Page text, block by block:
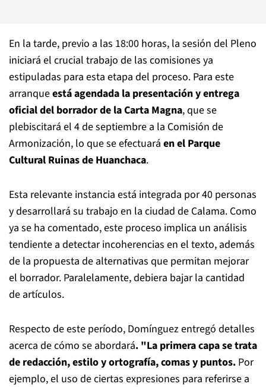
En la tarde, previo a las 18:00 horas, la sesión del Pleno
iniciará el crucial trabajo de las comisiones ya
estipuladas para esta etapa del proceso. Para este
arranqueestá agendada la presentación y entrega
oficial del borrador de la Carta Magna, que se
plebiscitará el 4 de septiembre a la Comisión de
Armonización, lo que se efectuará en el Parque
Cultural Ruinas de Huanchaca.
Esta relevante instancia está integrada por 40 personas
y desarrollará su trabajo en la ciudad de Calama. Como
ya se ha comentado, este proceso implica un análisis
tendiente a detectar incoherencias en el texto, además
de la propuesta de alternativas que permitan mejorar
el borrador. Paralelamente, debiera bajar la cantidad
de artículos.
Respecto de este período, Domínguez entregó detalles
acerca de cómo se abordará. "La primera capa se trata
de redacción, estilo y ortografía, comas y puntos. Por
ejemplo, el uso de ciertas expresiones para referirse a